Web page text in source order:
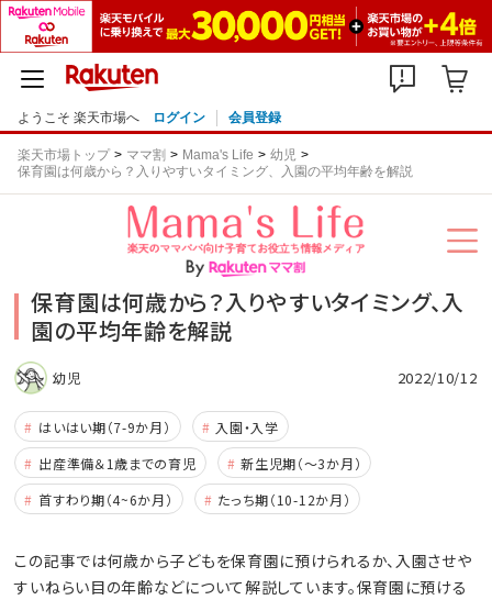
ようこそ 楽天市場へ ログイン 会員登録
楽天市場トップ ママ割 Mama's Life
幼児
保育園は何歳から？入りやすいタイミング、入園の平均年齢を解説
保育園は何歳から？入りやすいタイミング、入
園の平均年齢を解説
幼児 2022/10/12
はいはい期（7-9か月）
入園・入学
出産準備＆1歳までの育児
新生児期（～3か月）
首すわり期（4~6か月）
たっち期（10-12か月）
この記事では何歳から子どもを保育園に預けられるか、入園させや
すいねらい目の年齢などについて解説しています。保育園に預ける